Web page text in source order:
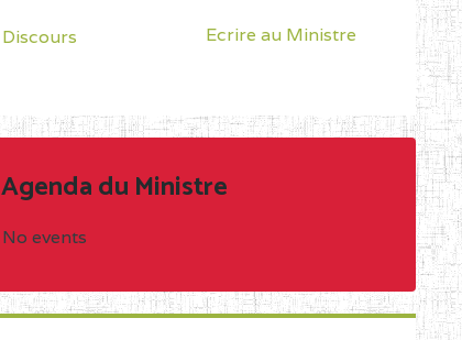
Discours Ecrire au Ministre
Agenda du Ministre
No events